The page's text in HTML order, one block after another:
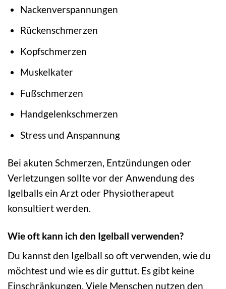
Nackenverspannungen
Rückenschmerzen
Kopfschmerzen
Muskelkater
Fußschmerzen
Handgelenkschmerzen
Stress und Anspannung
Bei akuten Schmerzen, Entzündungen oder
Verletzungen sollte vor der Anwendung des
Igelballs ein Arzt oder Physiotherapeut
konsultiert werden.
Wie oft kann ich den Igelball verwenden?
Du kannst den Igelball so oft verwenden, wie du
möchtest und wie es dir guttut. Es gibt keine
Einschränkungen. Viele Menschen nutzen den